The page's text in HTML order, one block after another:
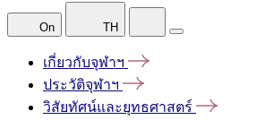
On TH
เกี่ยวกับจุฬาฯ
ประวัติจุฬาฯ
วิสัยทัศน์และยุทธศาสตร์